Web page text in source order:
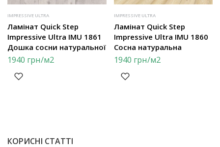
IMPRESSIVE ULTRA
Ламінат Quick Step
Impressive Ultra IMU 1861
Дошка сосни натуральної
1940 грн/м2
IMPRESSIVE ULTRA
Ламінат Quick Step
Impressive Ultra IMU 1860
Сосна натуральна
1940 грн/м2
КОРИСНІ СТАТТІ